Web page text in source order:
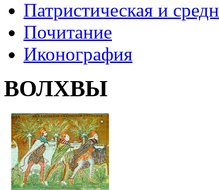
Патристическая и
Почитание
Иконография
ВОЛХВЫ